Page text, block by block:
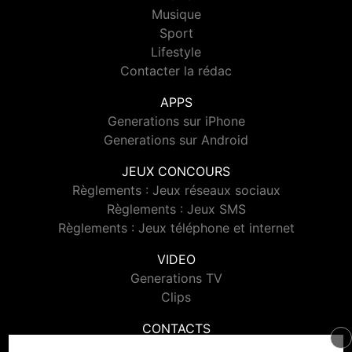
Musique
Sport
Lifestyle
Contacter la rédac
APPS
Generations sur iPhone
Generations sur Android
JEUX CONCOURS
Règlements : Jeux réseaux sociaux
Règlements : Jeux SMS
Règlements : Jeux téléphone et internet
VIDEO
Generations TV
Clips
CONTACTS